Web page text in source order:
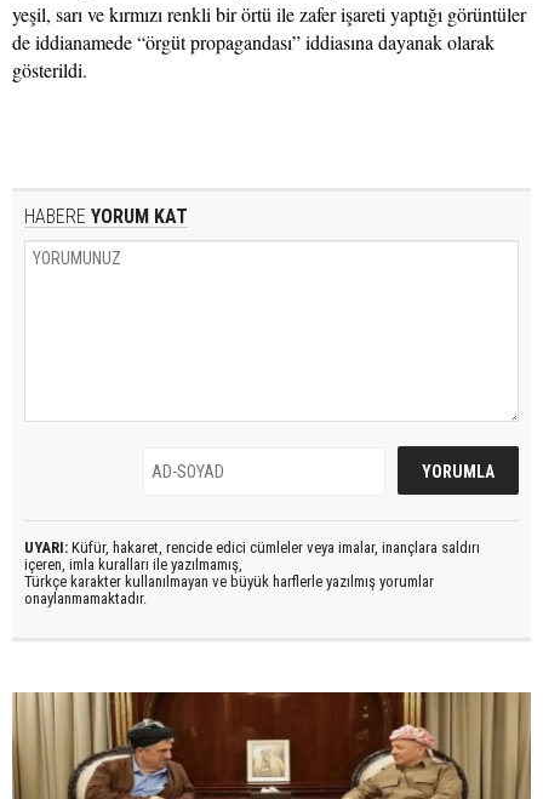
yeşil, sarı ve kırmızı renkli bir örtü ile zafer işareti yaptığı görüntüler
de iddianamede “örgüt propagandası” iddiasına dayanak olarak
gösterildi.
HABERE YORUM KAT
UYARI: Küfür, hakaret, rencide edici cümleler veya imalar, inançlara saldırı
içeren, imla kuralları ile yazılmamış,
Türkçe karakter kullanılmayan ve büyük harflerle yazılmış yorumlar
onaylanmamaktadır.